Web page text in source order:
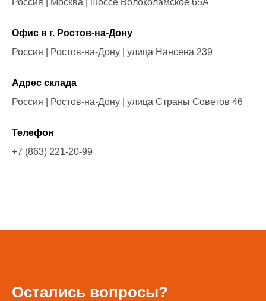
Россия | Москва | шоссе Волоколамское 65А
Офис в г. Ростов-на-Дону
Россия | Ростов-на-Дону | улица Нансена 239
Адрес склада
Россия | Ростов-на-Дону | улица Страны Советов 46
Телефон
+7 (863) 221-20-99
Остались вопросы?